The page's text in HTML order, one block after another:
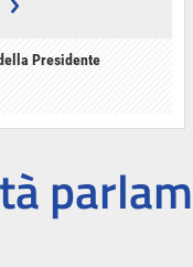
Presidente